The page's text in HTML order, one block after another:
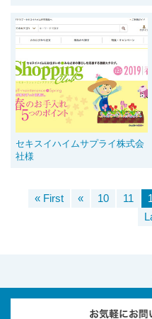
セキスイハイムサプライ株式会
社様
« First « 10 11